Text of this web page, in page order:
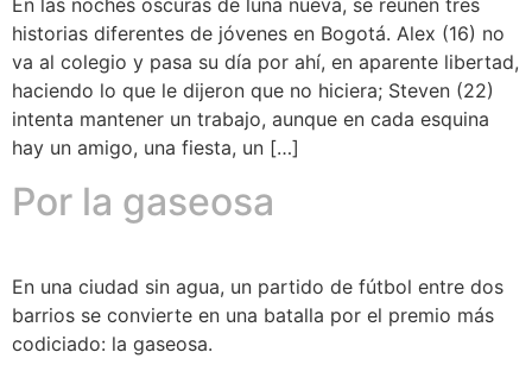
En las noches oscuras de luna nueva, se reúnen tres
historias diferentes de jóvenes en Bogotá. Alex (16) no
va al colegio y pasa su día por ahí, en aparente libertad,
haciendo lo que le dijeron que no hiciera; Steven (22)
intenta mantener un trabajo, aunque en cada esquina
hay un amigo, una fiesta, un […]
Por la gaseosa
En una ciudad sin agua, un partido de fútbol entre dos
barrios se convierte en una batalla por el premio más
codiciado: la gaseosa.